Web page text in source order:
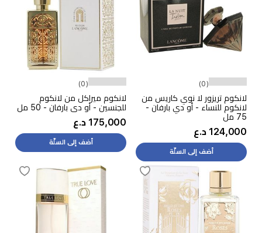
(0)
لانكوم تريزور لا نوي كاريس من
لانكوم للنساء - أو دي بارفان -
75 مل
124,000 د.ع
أضف إلى السلّة
(0)
لانكوم ميراكل من لانكوم
للجنسين - أو دي بارفان - 50 مل
175,000 د.ع
أضف إلى السلّة